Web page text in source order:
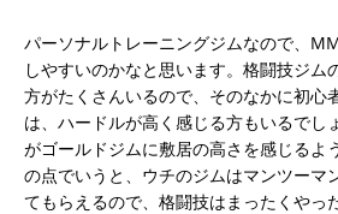
パーソナルトレーニングジムなので、
しやすいのかなと思います。格闘技ジム
方がたくさんいるので、そのなかに初心
は、ハードルが高く感じる方もいるでし
がゴールドジムに敷居の高さを感じるよ
の点でいうと、ウチのジムはマンツーマ
てもらえるので、格闘技はまったくやっ